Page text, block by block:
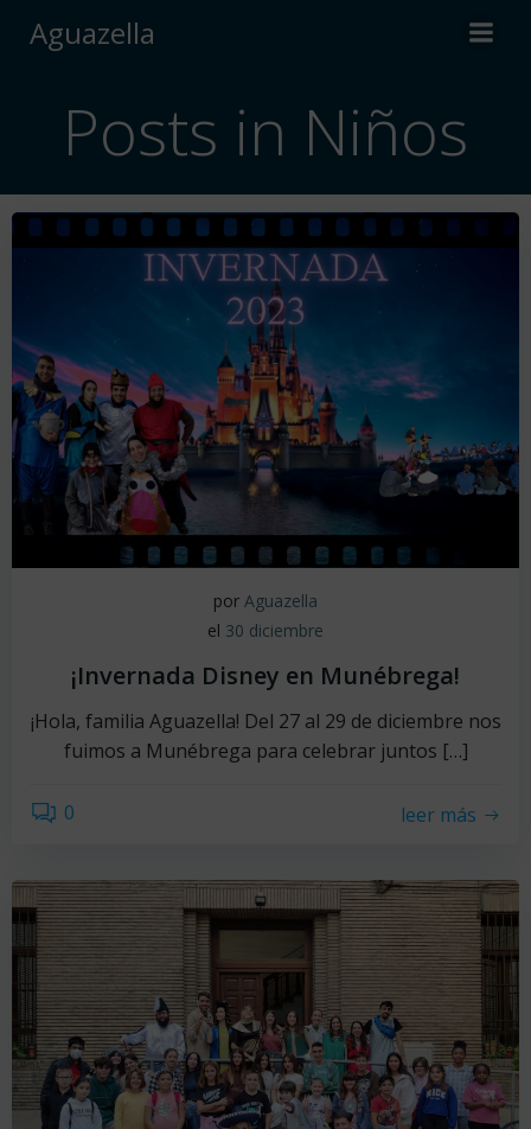
Aguazella
Posts in Niños
por Aguazella
el 30 diciembre
¡Invernada Disney en Munébrega!
¡Hola, familia Aguazella! Del 27 al 29 de diciembre nos
fuimos a Munébrega para celebrar juntos […]
0 leer más